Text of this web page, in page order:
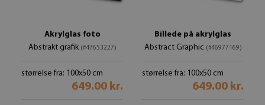
Akrylglas foto
Abstrakt grafik (#47653227)
størrelse fra: 100x50 cm
649.00 kr.
Billede på akrylglas
Abstract Graphic (#46977169)
størrelse fra: 100x50 cm
649.00 kr.